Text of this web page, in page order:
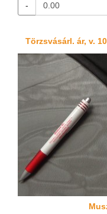
-
Törzsvásárl. ár, v.